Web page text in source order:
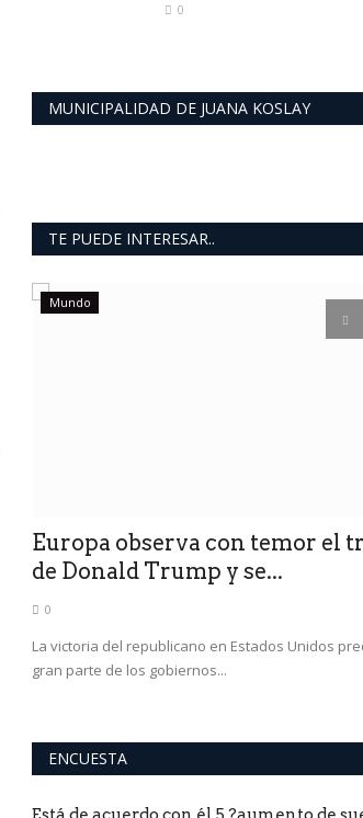
0
MUNICIPALIDAD DE JUANA KOSLAY
TE PUEDE INTERESAR..
Mundo
Europa observa con temor el
de Donald Trump y se...
0
La victoria del republicano en Estados Unidos
gran parte de los gobiernos...
ENCUESTA